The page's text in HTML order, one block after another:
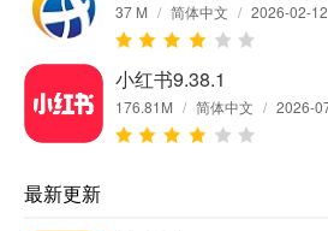
37 M / 简体中文 / 2026-02-12
小红书9.38.1
176.81M / 简体中文 / 2026-
最新更新